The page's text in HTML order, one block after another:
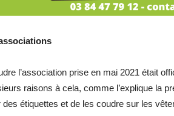
l’association prise en mai 2021 était
raisons à cela, comme l’explique la
des étiquettes et de les coudre sur les